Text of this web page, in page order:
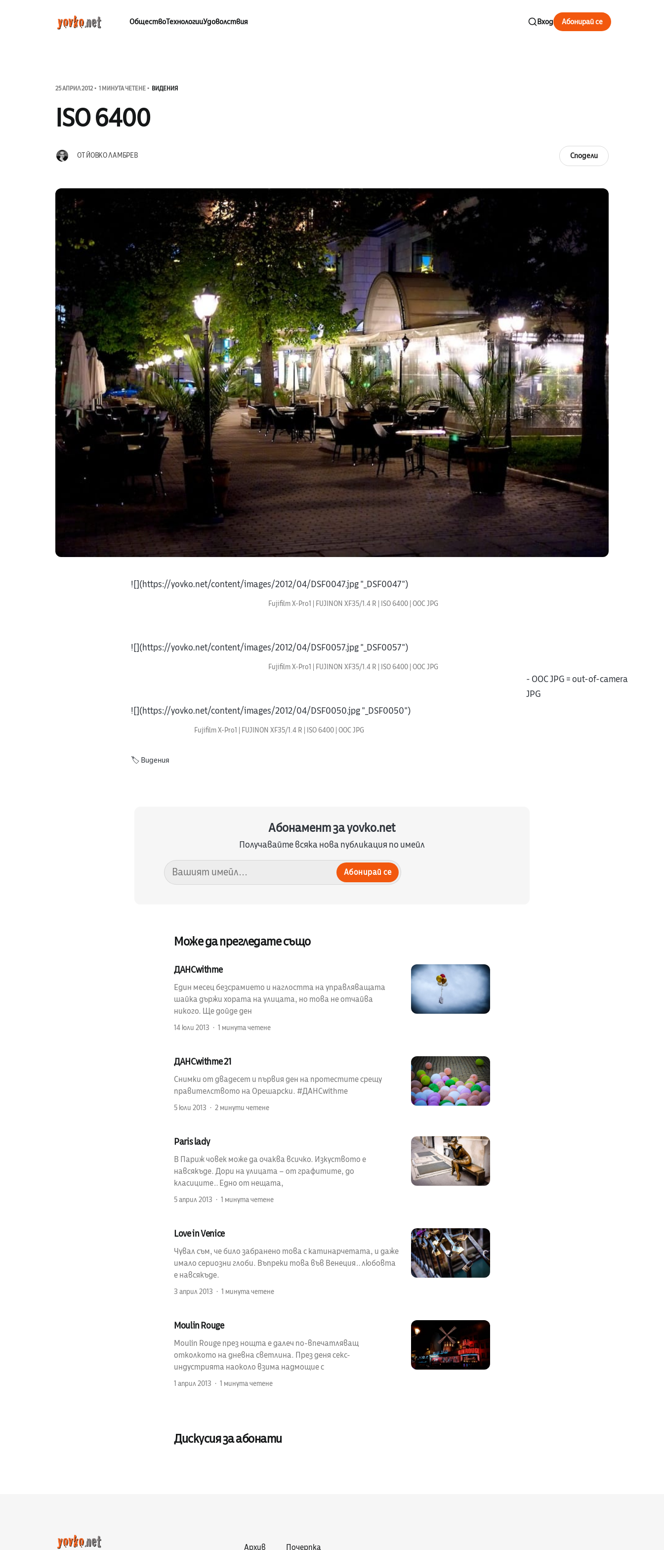
ОбществоТехнологииУдоволствия Вход Абонирай се
25 АПРИЛ 2012 1 МИНУТА ЧЕТЕНЕ ВИДЕНИЯ
ISO 6400
ОТЙОВКО ЛАМБРЕВ Сподели
![](https://yovko.net/content/images/2012/04/DSF0047.jpg "_DSF0047")
Fujifilm X-Pro1 | FUJINON XF35/1.4 R | ISO 6400 | OOC JPG
![](https://yovko.net/content/images/2012/04/DSF0057.jpg "_DSF0057")
Fujifilm X-Pro1 | FUJINON XF35/1.4 R | ISO 6400 | OOC JPG
![](https://yovko.net/content/images/2012/04/DSF0050.jpg "_DSF0050")
Fujifilm X-Pro1 | FUJINON XF35/1.4 R | ISO 6400 | OOC JPG
- OOC JPG = out-of-camera
JPG
🏷️Видения
Абонамент за yovko.net
Получавайте всяка нова публикация по имейл
Абонирай се
Може да прегледате също
ДАНСwithme
Един месец безсрамието и наглостта на управляващата
шайка държи хората на улицата, но това не отчайва
никого. Ще дойде ден
14 юли 2013 1 минута четене
ДАНСwithme 21
Снимки от двадесет и първия ден на протестите срещу
правителството на Орешарски. #ДАНСwithme
5 юли 2013 2 минути четене
Paris lady
В Париж човек може да очаква всичко. Изкуството е
навсякъде. Дори на улицата – от графитите, до
класиците… Едно от нещата,
5 април 2013 1 минута четене
Love in Venice
Чувал съм, че било забранено това с катинарчетата, и даже
имало сериозни глоби. Въпреки това във Венеция… любовта
е навсякъде.
3 април 2013 1 минута четене
Moulin Rouge
Moulin Rouge през нощта е далеч по-впечатляващ
отколкото на дневна светлина. През деня секс-
индустрията наоколо взима надмощие с
1 април 2013 1 минута четене
Дискусия за абонати
Архив Почерпка